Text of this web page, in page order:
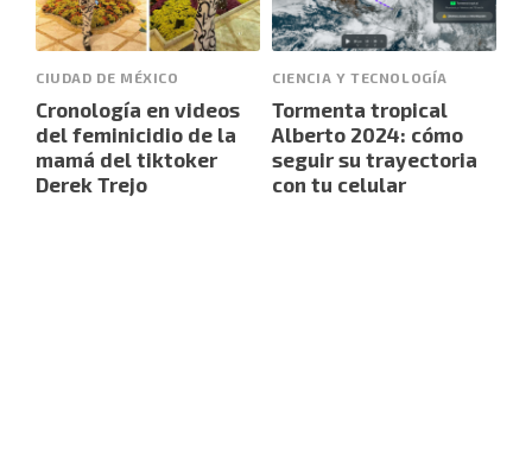
CIUDAD DE MÉXICO
Cronología en videos
del feminicidio de la
mamá del tiktoker
Derek Trejo
CIENCIA Y TECNOLOGÍA
Tormenta tropical
Alberto 2024: cómo
seguir su trayectoria
con tu celular